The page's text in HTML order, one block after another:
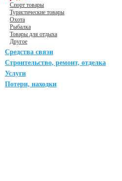
Спорт товары
Туристические товары
Охота
Рыбалка
Товары для отдыха
Другое
Средства связи
Строительство, ремонт, отделка
Услуги
Потери, находки